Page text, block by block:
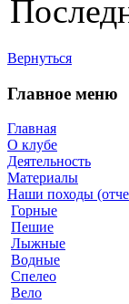
Вернуться
Главное меню
Главная
О клубе
Деятельность
Материалы
Наши походы
Горные
Пешие
Лыжные
Водные
Спелео
Вело